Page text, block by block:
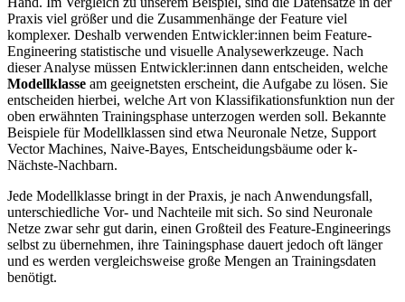
Praxis viel größer und die Zusammenhänge der Feature viel
komplexer. Deshalb verwenden Entwickler:innen beim Feature-
Engineering statistische und visuelle Analysewerkzeuge. Nach
dieser Analyse müssen Entwickler:innen dann entscheiden, welche
Modellklasse am geeignetsten erscheint, die Aufgabe zu lösen. Sie
entscheiden hierbei, welche Art von Klassifikationsfunktion nun der
oben erwähnten Trainingsphase unterzogen werden soll. Bekannte
Beispiele für Modellklassen sind etwa Neuronale Netze, Support
Vector Machines, Naive-Bayes, Entscheidungsbäume oder k-
Nächste-Nachbarn.
Jede Modellklasse bringt in der Praxis, je nach Anwendungsfall,
unterschiedliche Vor- und Nachteile mit sich. So sind Neuronale
Netze zwar sehr gut darin, einen Großteil des Feature-Engineerings
selbst zu übernehmen, ihre Tainingsphase dauert jedoch oft länger
und es werden vergleichsweise große Mengen an Trainingsdaten
benötigt.